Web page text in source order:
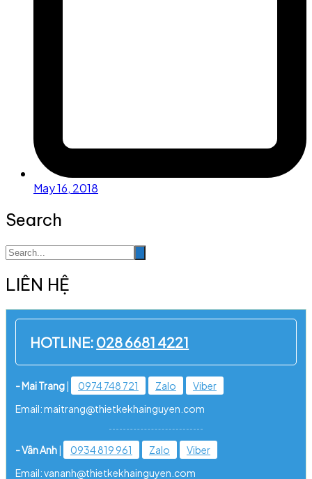
May 16, 2018
Search
LIÊN HỆ
HOTLINE: 028 6681 4221
- Mai Trang| 0974 748 721 Zalo
Viber
Email: maitrang@thietkekhainguyen.com
- Vân Anh| 0934 819 961 Zalo
Viber
Email: vananh@thietkekhainguyen.com